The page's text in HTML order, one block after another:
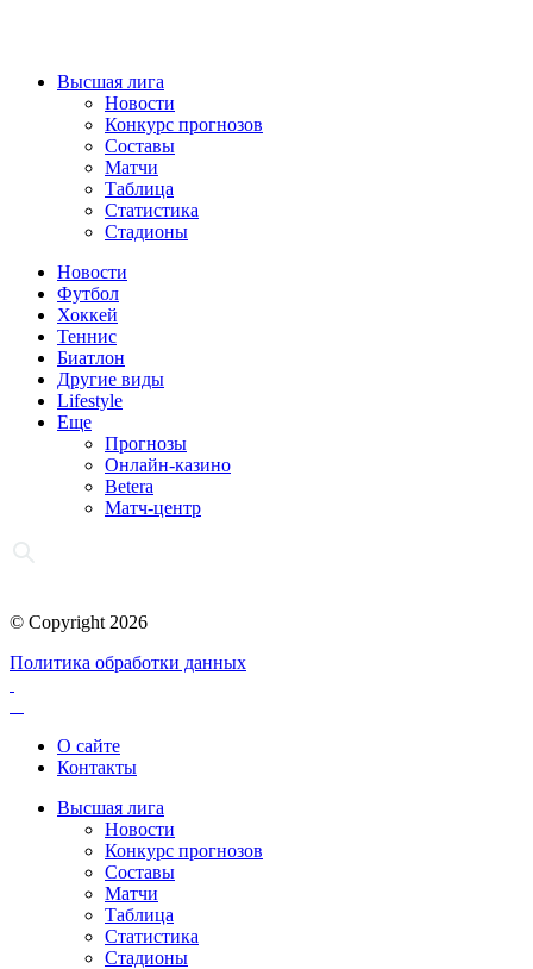
Высшая лига
Новости
Конкурс прогнозов
Составы
Матчи
Таблица
Статистика
Стадионы
Новости
Футбол
Хоккей
Теннис
Биатлон
Другие виды
Lifestyle
Еще
Прогнозы
Онлайн-казино
Betera
Матч-центр
© Copyright 2026
Политика обработки данных
О сайте
Контакты
Высшая лига
Новости
Конкурс прогнозов
Составы
Матчи
Таблица
Статистика
Стадионы